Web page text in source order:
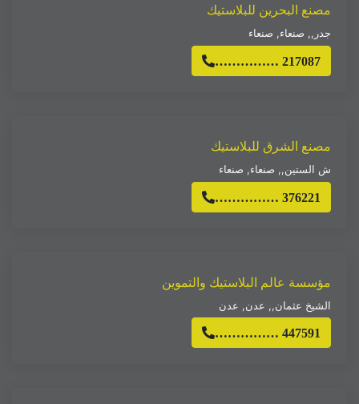
مصنع البحرين للبلاستيك
جدر,, صنعاء, صنعاء
…………… 217087
مصنع الشرق للبلاستيك
ش الستين,, صنعاء, صنعاء
…………… 376221
مؤسسة عالم البلاستيك والتموين
الشيخ عثمان,, عدن, عدن
…………… 447591